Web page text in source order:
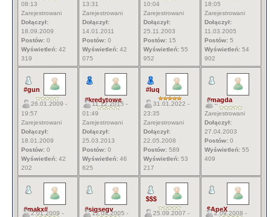
08:13
Zarejestrowani
Dołączył:
18.09.2009
Postów: 0
Wyświetleń: 42
319
13:31
Zarejestrowani
Dołączył:
14.01.2011
Postów: 0
Wyświetleń: 42
075
10:04
Zarejestrowani
Dołączył:
25.11.2003
Postów: 15
Wyświetleń: 55
952
18:05
Zarejestrowani
Dołączył:
11.03.2005
Postów: 5
Wyświetleń: 54
902
#gun
26.01.2009 -
19:57
Zarejestrowani
Dołączył:
18.01.2009
Postów: 0
Wyświetleń: 42
202
#kredytowe
11.12.2015 -
01:49
Zarejestrowani
Dołączył:
25.03.2013
Postów: 0
Wyświetleń: 46
625
#luq
31.01.2022 -
23:35
Zarejestrowani
Dołączył:
22.05.2008
Postów: 589
Wyświetleń: 53
217
#magda
--
Zarejestrowani
Dołączył:
27.04.2003
Postów: 0
Wyświetleń: 55
409
#makx#
2.01.2009 -
#sigsegv
12.04.2005 -
$$$
25.09.2007 -
$ApeX
2.09.2008 -